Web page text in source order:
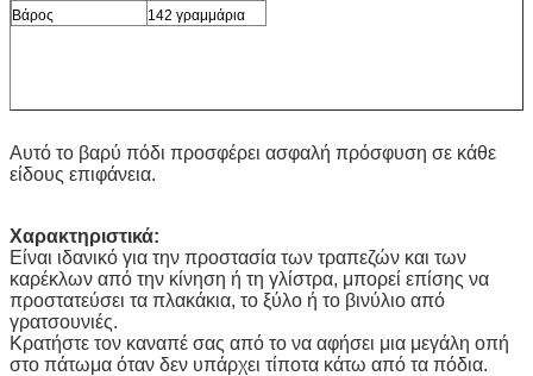
Βάρος
142 γραμμάρια
Αυτό το βαρύ πόδι προσφέρει ασφαλή πρόσφυση σε κάθε
είδους επιφάνεια.
Χαρακτηριστικά:
Είναι ιδανικό για την προστασία των τραπεζών και των
καρέκλων από την κίνηση ή τη γλίστρα, μπορεί επίσης να
προστατεύσει τα πλακάκια, το ξύλο ή το βινύλιο από
γρατσουνιές.
Κρατήστε τον καναπέ σας από το να αφήσει μια μεγάλη οπή
στο πάτωμα όταν δεν υπάρχει τίποτα κάτω από τα πόδια.